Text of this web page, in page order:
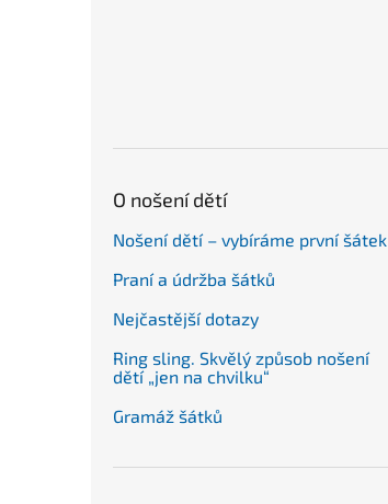
O nošení dětí
Nošení dětí – vybíráme první šátek
Praní a údržba šátků
Nejčastější dotazy
Ring sling. Skvělý způsob nošení
dětí „jen na chvilku“
Gramáž šátků